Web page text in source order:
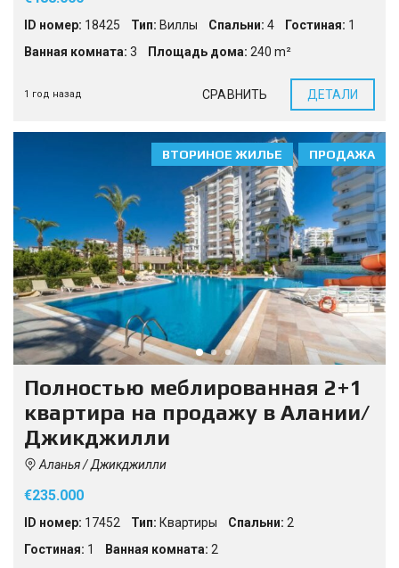
ID номер: 18425 Тип: Виллы Спальни: 4 Гостиная: 1
Ванная комната: 3 Площадь дома: 240 m²
1 год назад СРАВНИТЬ ДЕТАЛИ
ПРОДАЖА
ВТОРИНОЕ ЖИЛЬЕ
Полностью меблированная 2+1
квартира на продажу в Алании/
Джикджилли
Аланья / Джикджилли
€235.000
ID номер: 17452 Тип: Квартиры Спальни: 2
Гостиная: 1 Ванная комната: 2